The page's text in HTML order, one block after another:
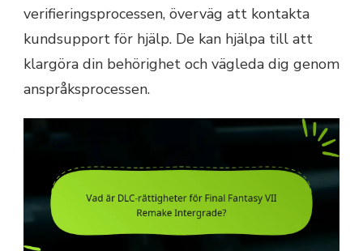
verifieringsprocessen, överväg att kontakta
kundsupport för hjälp. De kan hjälpa till att
klargöra din behörighet och vägleda dig genom
anspråksprocessen.